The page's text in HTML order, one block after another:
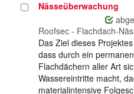
ProjektNässeüberwachung
Roofsec - Flachdach-
Das Ziel dieses
dass durch ein
Flachdächern aller Art
Wassereintritte macht,
materialintensive